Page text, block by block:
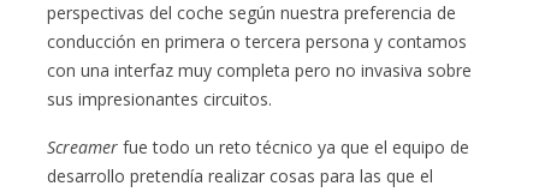
perspectivas del coche según nuestra preferencia de
conducción en primera o tercera persona y contamos
con una interfaz muy completa pero no invasiva sobre
sus impresionantes circuitos.
Screamer fue todo un reto técnico ya que el equipo de
desarrollo pretendía realizar cosas para las que el